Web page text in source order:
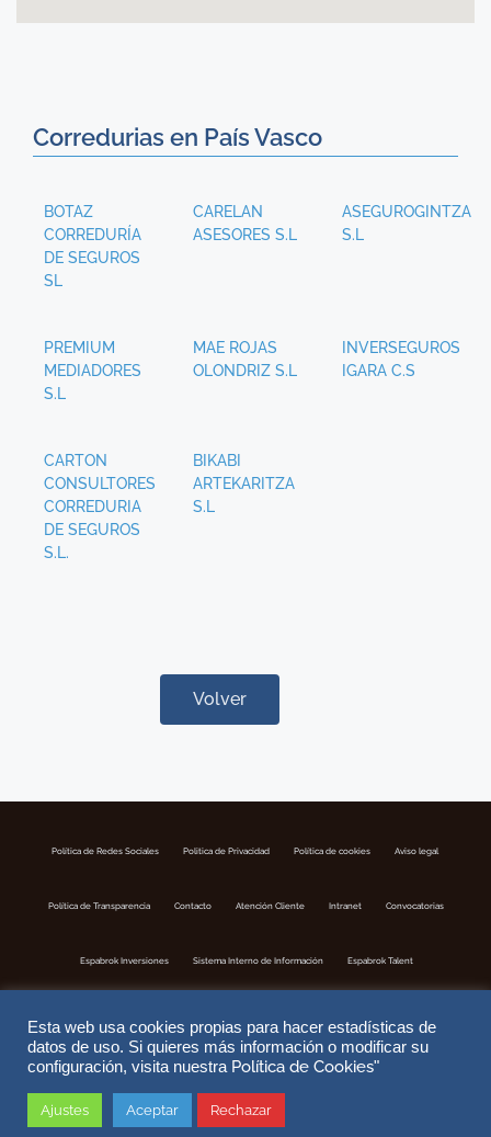
Corredurias en País Vasco
BOTAZ
CORREDURÍA
DE SEGUROS
SL
CARELAN
ASESORES S.L
ASEGUROGINTZA
S.L
PREMIUM
MEDIADORES
S.L
MAE ROJAS
OLONDRIZ S.L
INVERSEGUROS
IGARA C.S
CARTON
CONSULTORES
CORREDURIA
DE SEGUROS
S.L.
BIKABI
ARTEKARITZA
S.L
Volver
Política de Redes Sociales Politica de Privacidad Política de cookies Aviso legal
Política de Transparencia Contacto Atención Cliente Intranet Convocatorias
Espabrok Inversiones Sistema Interno de Información Espabrok Talent
Esta web usa cookies propias para hacer estadísticas de
datos de uso. Si quieres más información o modificar su
configuración, visita nuestra Política de Cookies"
Ajustes Aceptar Rechazar